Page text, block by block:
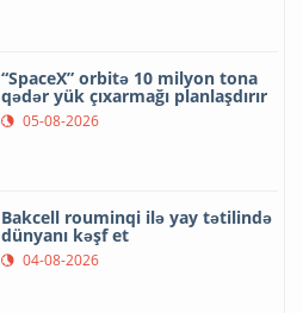
“SpaceX” orbitə 10 milyon tona
qədər yük çıxarmağı planlaşdırır
05-08-2026
Bakcell rouminqi ilə yay tətilində
dünyanı kəşf et
04-08-2026